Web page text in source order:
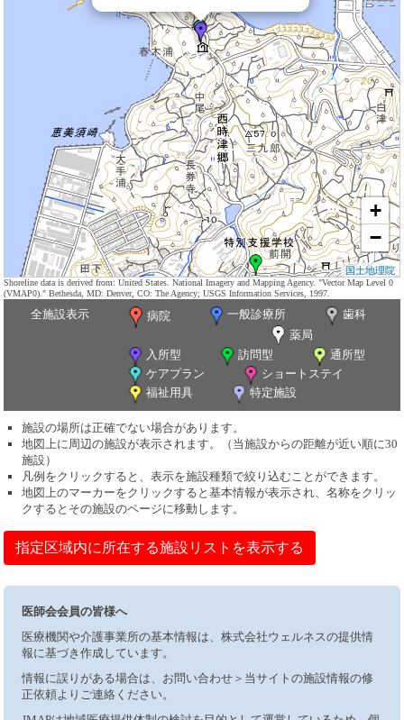
+
−
国土地理院
Shoreline data is derived from: United States. National Imagery and Mapping Agency. "Vector Map Level 0
(VMAP0)." Bethesda, MD: Denver, CO: The Agency; USGS Information Services, 1997.
全施設表示 病院 一般診療所
歯科
薬局
入所型
訪問型
通所型
ケアプラン
ショートステイ
福祉用具
特定施設
施設の場所は正確でない場合があります。
地図上に周辺の施設が表示されます。（当施設からの距離が近い順に30
施設）
凡例をクリックすると、表示を施設種類で絞り込むことができます。
地図上のマーカーをクリックすると基本情報が表示され、名称をクリッ
クするとその施設のページに移動します。
指定区域内に所在する施設リストを表示する
医師会会員の皆様へ
医療機関や介護事業所の基本情報は、株式会社ウェルネスの提供情
報に基づき作成しています。
情報に誤りがある場合は、お問い合わせ＞当サイトの施設情報の修
正依頼よりご連絡ください。